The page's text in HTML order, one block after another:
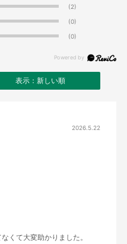
(2)
(0)
(0)
表示：新しい順
2026.5.22
くて大変助かりました。